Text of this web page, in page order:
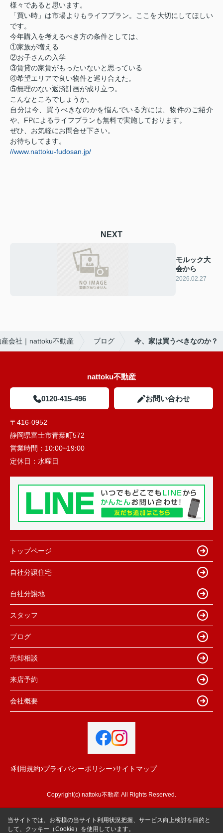
様々であると思います。
「買い時」は市場よりもライフプラン。ここを大切にしてほしい
です。
今年購入を考えるべき方の条件としては、
①家族が増える
②お子さんの入学
③賃貸の家賃がもったいないと思っている
④希望エリアで良い物件と巡り合えた。
⑤無理のない返済計画が成り立つ。
こんなところでしょうか。
自分は今、買うべきなのかを悩んでいる方には、物件のご紹介
や、FPによるライフプランも無料で実施しております。
ぜひ、お気軽にお問合せ下さい。
お待ちしてます。
//www.nattoku-fudosan.jp/
NEXT
モルック大
会から
2026.02.27
会社｜nattoku不動産 ブログ 今、家は買うべきなのか？
nattoku不動産
0120-415-496 お問い合わせ
〒416-0952
静岡県富士市青葉町572
営業時間： 10:00~19:00
定休日： 水曜日
トップページ
自社分譲住宅
自社分譲地
スタッフ
ブログ
売却相談
来店予約
会社概要
利用規約 プライバシーポリシー サイトマップ
Copyright(c) nattoku不動産 All Rights Reserved.
当サイトでは、お客様の当サイト利用状況把握、サービス向上検討を目的と
して、クッキー（Cookie）を使用しています。